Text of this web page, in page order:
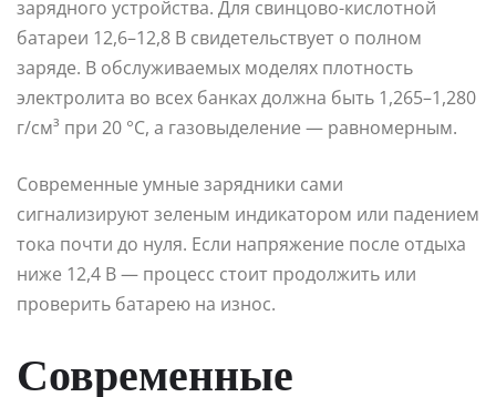
зарядного устройства. Для свинцово-кислотной
батареи 12,6–12,8 В свидетельствует о полном
заряде. В обслуживаемых моделях плотность
электролита во всех банках должна быть 1,265–1,280
г/см³ при 20 °C, а газовыделение — равномерным.
Современные умные зарядники сами
сигнализируют зеленым индикатором или падением
тока почти до нуля. Если напряжение после отдыха
ниже 12,4 В — процесс стоит продолжить или
проверить батарею на износ.
Современные